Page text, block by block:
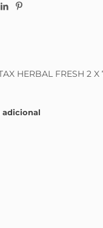
HERBAL FRESH 2 X